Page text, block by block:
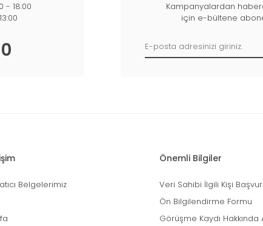
- 18:00
Kampanyalardan
için e-bültene
Belgelerimiz
Önemli Bilgiler
Veri Sahibi İlgili Kişi
Ön Bilgilendirme Formu
Görüşme Kaydı